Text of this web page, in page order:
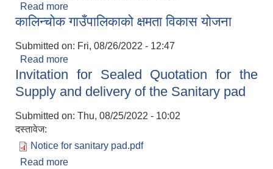
Read more
सहयोगी)
कालिन्चोक गाउँपालिकाको क्षमता विकास योजना
Submitted on: Fri, 08/26/2022 - 12:47
Read more
Invitation for Sealed Quotation for the
Supply and delivery of the Sanitary pad
Submitted on: Thu, 08/25/2022 - 10:02
दस्तावेज:
Notice for sanitary pad.pdf
Read more